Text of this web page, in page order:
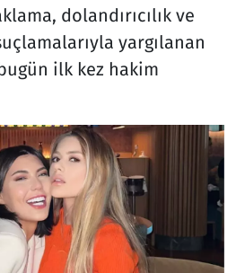
dolandırıcılık ve
yargılanan
ilk kez hakim